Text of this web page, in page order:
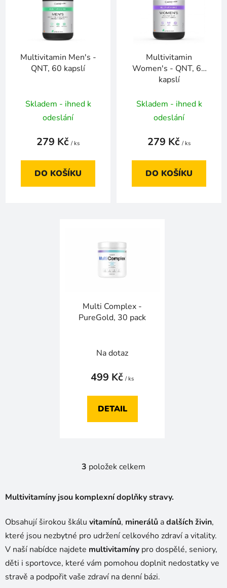
Multivitamin Men's -
QNT, 60 kapslí
Skladem - ihned k
odeslání
279 Kč / ks
DO KOŠÍKU
Multivitamin
Women's - QNT, 60
kapslí
Skladem - ihned k
odeslání
279 Kč / ks
DO KOŠÍKU
Multi Complex -
PureGold, 30 pack
Na dotaz
499 Kč / ks
DETAIL
O
l
d
a
c
í
p
r
v
3 položek celkem
Multivitamíny jsou komplexní doplňky stravy.
Obsahují širokou škálu vitamínů, minerálů adalších živin,
které jsou nezbytné pro udržení celkového zdraví a vitality.
V naší nabídce najdete multivitamíny pro dospělé, seniory,
děti i sportovce, které vám pomohou doplnit nedostatky ve
stravě a podpořit vaše zdraví na denní bázi.